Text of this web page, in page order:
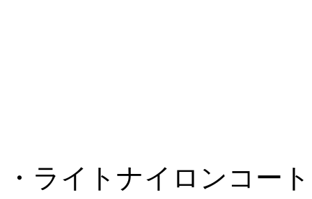
・ライトナイロンコー